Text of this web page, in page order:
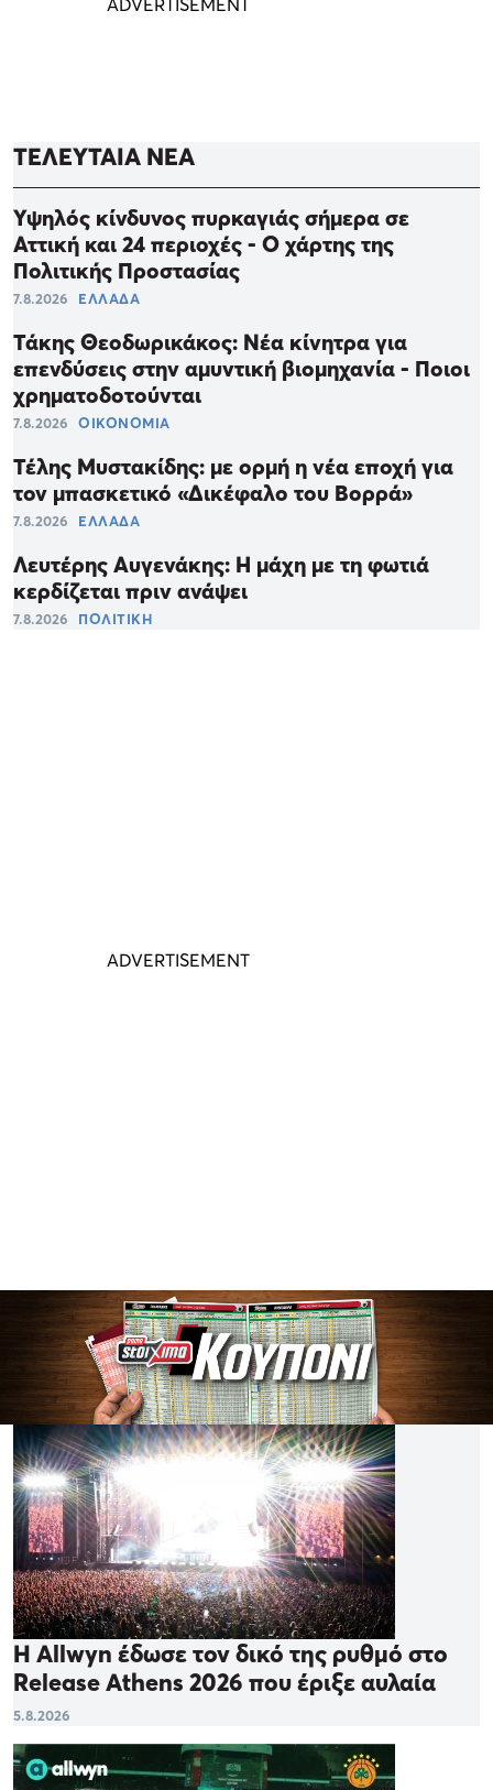
ΤΕΛΕΥΤΑΙΑ ΝΕΑ
Υψηλός κίνδυνος πυρκαγιάς σήμερα σε
Αττική και 24 περιοχές - Ο χάρτης της
Πολιτικής Προστασίας
7.8.2026 ΕΛΛΑΔΑ
Τάκης Θεοδωρικάκος: Νέα κίνητρα για
επενδύσεις στην αμυντική βιομηχανία - Ποιοι
χρηματοδοτούνται
7.8.2026 ΟΙΚΟΝΟΜΙΑ
Τέλης Μυστακίδης: με ορμή η νέα εποχή για
τον μπασκετικό «Δικέφαλο του Βορρά»
7.8.2026 ΕΛΛΑΔΑ
Λευτέρης Αυγενάκης: Η μάχη με τη φωτιά
κερδίζεται πριν ανάψει
7.8.2026 ΠΟΛΙΤΙΚΗ
Η Allwyn έδωσε τον δικό της ρυθμό στο
Release Athens 2026 που έριξε αυλαία
5.8.2026